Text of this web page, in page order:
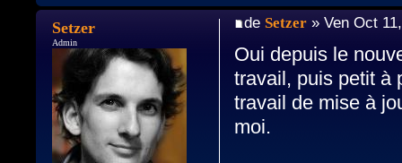
de Setzer » Ven Oct
Oui depuis le
travail, puis petit à
travail de mise à
moi.
Setzer
Admin